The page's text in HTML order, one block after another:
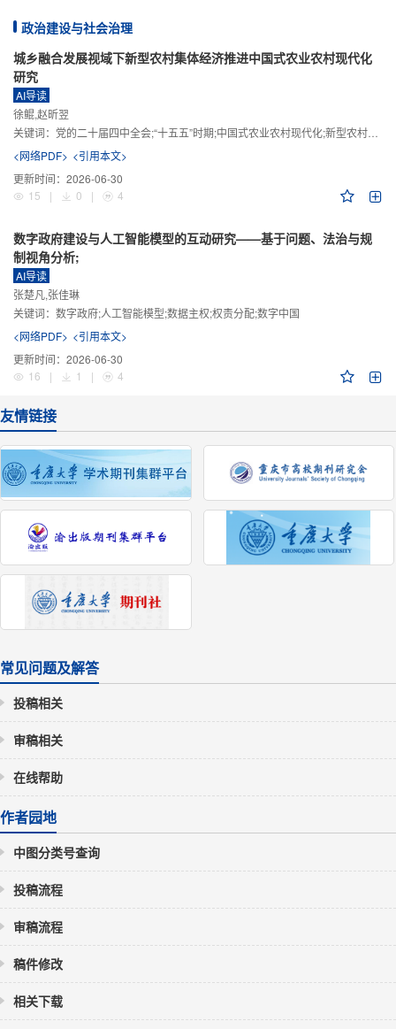
政治建设与社会治理
城乡融合发展视域下新型农村集体经济推进中国式农业农村现代化
研究
AI导读
徐鲲,赵昕翌
关键词： 党的二十届四中全会;“十五五”时期;中国式农业农村现代化;新型农村集体经济;城乡融合发展;新质生产力
<网络PDF> <引用本文>
更新时间： 2026-06-30
15
| 0 | 4
数字政府建设与人工智能模型的互动研究——基于问题、法治与规
制视角分析;
AI导读
张楚凡,张佳琳
关键词： 数字政府;人工智能模型;数据主权;权责分配;数字中国
<网络PDF> <引用本文>
更新时间： 2026-06-30
16
| 1 | 4
友情链接
常见问题及解答
投稿相关
审稿相关
在线帮助
作者园地
中图分类号查询
投稿流程
审稿流程
稿件修改
相关下载